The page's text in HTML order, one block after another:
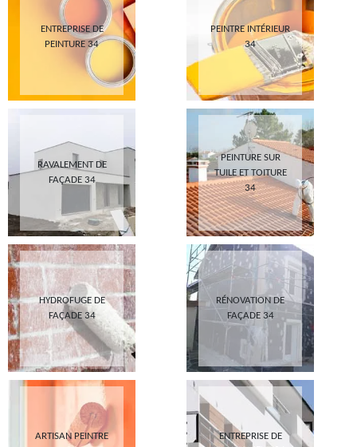
ENTREPRISE DE
PEINTURE 34
PEINTRE INTÉRIEUR
34
RAVALEMENT DE
FAÇADE 34
PEINTURE SUR
TUILE ET TOITURE
34
HYDROFUGE DE
FAÇADE 34
RÉNOVATION DE
FAÇADE 34
ARTISAN PEINTRE
ENTREPRISE DE